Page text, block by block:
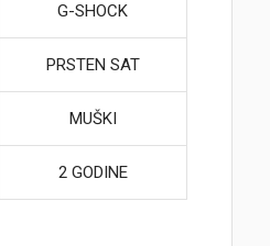
G-SHOCK
PRSTEN SAT
MUŠKI
2 GODINE